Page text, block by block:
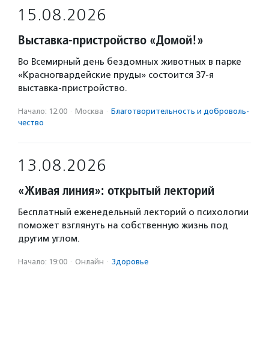
15.08.2026
Выставка-пристройство «Домой!»
Во Всемирный день бездомных животных в парке
«Красногвардейские пруды» состоится 37-я
выставка-пристройство.
Начало: 12:00 · Москва · Благотвори­тель­ность и доброволь­
чест­во
13.08.2026
«Живая линия»: открытый лекторий
Бесплатный еженедельный лекторий о психологии
поможет взглянуть на собственную жизнь под
другим углом.
Начало: 19:00 · Онлайн · Здоровье